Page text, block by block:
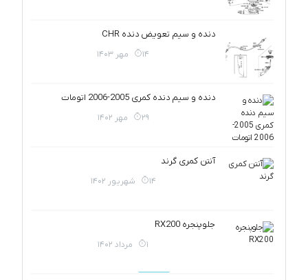
دنده و سیم تعویض دنده CHR
14 مهر 1403
دنده و سیم دنده کمری 2005-2006 اتومات
29 مهر 1402
آنتن کمری گرند
14 شهریور 1402
جلوپنجره RX200
1 مرداد 1402